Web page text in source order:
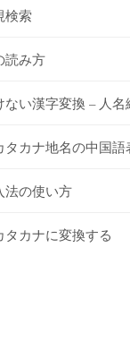
検索
読み方
ない漢字変換 – 人名
タカナ地名の中国語
法の使い方
タカナに変換する